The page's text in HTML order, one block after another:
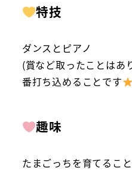
特技
ダンスとピアノ
(賞など取ったことはあ
番打ち込めることです
趣味
たまごっちを育てること